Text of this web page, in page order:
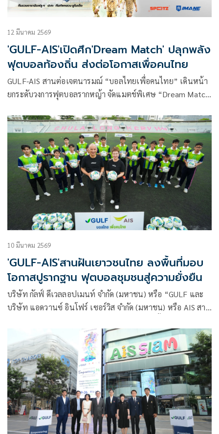
12 มีนาคม 2569
'GULF-AIS'เปิดศึก'Dream Match' ปลุกพลัง
ฟุตบอลท้องถิ่น ส่งต่อโอกาสเพื่อคนไทย
GULF-AIS สานต่อเจตนารมณ์ “บอลไทยเพื่อคนไทย” เดินหน้า
ยกระดับวงการฟุตบอลรากหญ้า จัดแมตช์พิเศษ “Dream Match
ครั้งยิ่งใหญ่ที่นำทีมรวมดาราอินฟลูเอ็นเซอร์ชื่อดังมาฟาดแข้งกับ
สโมสรฟุตบอลท้องถิ่นที่ครองใจคนในพื้นที่ หวังสร้างแรงบันดาล
ใจและปลุกกระแสฟุตบอลชุมชนให้กลับมาคึกคัก
10 มีนาคม 2569
'GULF-AIS'สานฝันเยาวชนไทย ลงพื้นที่มอบ
โอกาสปูรากฐาน ฟุตบอลชุมชนสู่ความยั่งยืน
บริษัท กัลฟ์ ดีเวลลอปเมนท์ จำกัด (มหาชน) หรือ “GULF และ
บริษัท แอดวานซ์ อินโฟร์ เซอร์วิส จำกัด (มหาชน) หรือ AIS สาน
เปิดตัวกิจกรรมสุดสร้างสรรค์ภายใต้แนวคิด “GULF-AIS บอลไทย
เพื่อคนไทย ส่งต่อลูกหนัง สานฝันเยาวชนไทย” ลงพื้นที่มอบลูก
ฟุตบอลมาตรฐาน ให้กับสโมสรฟุตบอลไทยลีก เพื่อกระจายสู่
โรงเรียนรอบสนาม หวังให้กีฬาฟุตบอลเป็นสื่อกลางในการ
พัฒนาศักยภาพ สร้างแรงบันดาลใจ และลดความเหลื่อมล้ำทาง
สังคม